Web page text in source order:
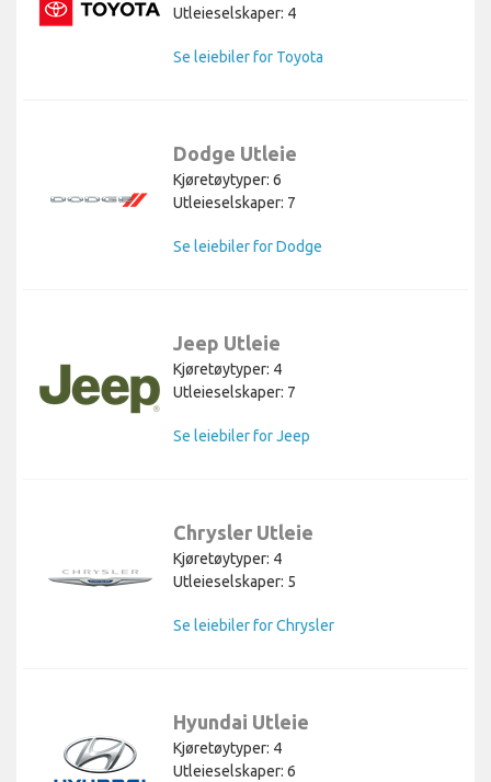
Utleieselskaper: 4
Se leiebiler for Toyota
Dodge Utleie
Kjøretøytyper: 6
Utleieselskaper: 7
Se leiebiler for Dodge
Jeep Utleie
Kjøretøytyper: 4
Utleieselskaper: 7
Se leiebiler for Jeep
Chrysler Utleie
Kjøretøytyper: 4
Utleieselskaper: 5
Se leiebiler for Chrysler
Hyundai Utleie
Kjøretøytyper: 4
Utleieselskaper: 6